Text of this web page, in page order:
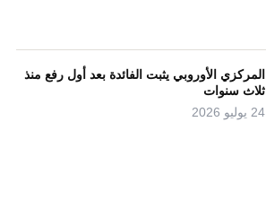
المركزي الأوروبي يثبت الفائدة بعد أول رفع منذ
ثلاث سنوات
24 يوليو 2026